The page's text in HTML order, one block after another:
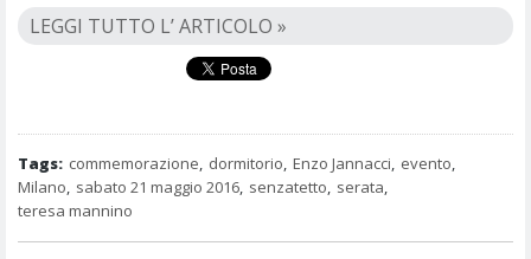
LEGGI TUTTO L’ ARTICOLO »
Tags: commemorazione, dormitorio, Enzo Jannacci, evento,
Milano, sabato 21 maggio 2016, senzatetto, serata,
teresa mannino